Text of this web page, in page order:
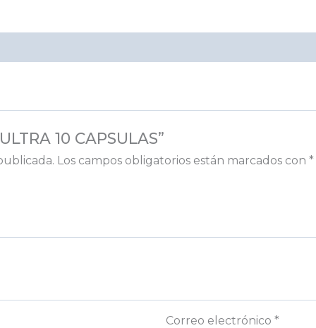
10 CAPSULAS”
Los campos obligatorios están marcados con *
Correo electrónico*